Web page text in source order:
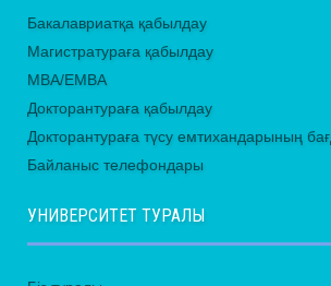
Бакалавриатқа қабылдау
Магистратураға қабылдау
MBA/EMBA
Докторантураға қабылдау
Докторантураға түсу емтихандарының
Байланыс телефондары
УНИВЕРСИТЕТ ТУРАЛЫ